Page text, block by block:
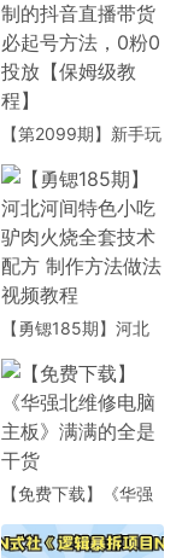
【第2099期】新手玩
直播带货必起号方
法，0粉0投放【保姆
级教程】
【勇锶185期】河北
烧全套技术配方 制作
方法做法视频教程
【免费下载】《华强
满的全是干货